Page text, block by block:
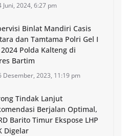
Juni, 2024, 6:27 pm
Binlat Mandiri Casis
dan Tamtama Polri Gel I
2024 Polda Kalteng di
Bartim
Desember, 2023, 11:19 pm
Tindak Lanjut
Berjalan Optimal,
Barito Timur Ekspose LHP
Digelar